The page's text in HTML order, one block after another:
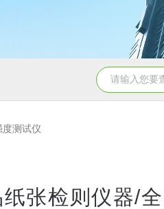
测试仪
张检则仪器/